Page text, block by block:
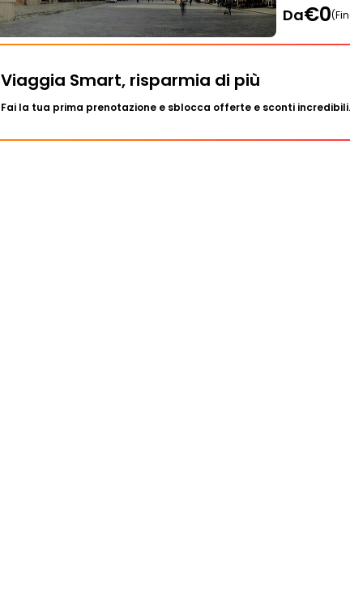
Da€0
Viaggia Smart, risparmia di più
Fai la tua prima prenotazione e sblocca offerte e sconti incredibili.